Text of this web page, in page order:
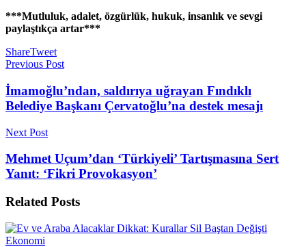
***Mutluluk, adalet, özgürlük, hukuk, insanlık ve sevgi
paylaştıkça artar***
ShareTweet
Previous Post
İmamoğlu’ndan, saldırıya uğrayan Fındıklı
Belediye Başkanı Çervatoğlu’na destek mesajı
Next Post
Mehmet Uçum’dan ‘Türkiyeli’ Tartışmasına Sert
Yanıt: ‘Fikri Provokasyon’
Related Posts
Ekonomi